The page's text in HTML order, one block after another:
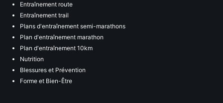
Entraînement route
Entraînement trail
Plans d'entraînement semi-marathons
Plan d'entraînement marathon
Plan d'entraînement 10km
Nutrition
Blessures et Prévention
Forme et Bien-Être